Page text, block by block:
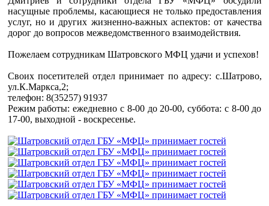
насущные проблемы, касающиеся не только предоставления
услуг, но и других жизненно-важных аспектов: от качества
дорог до вопросов межведомственного взаимодействия.
Пожелаем сотрудникам Шатровского МФЦ удачи и успехов!
Своих посетителей отдел принимает по адресу: с.Шатрово,
ул.К.Маркса,2;
телефон: 8(35257) 91937
Режим работы: ежедневно с 8-00 до 20-00, суббота: с 8-00 до
17-00, выходной - воскресенье.